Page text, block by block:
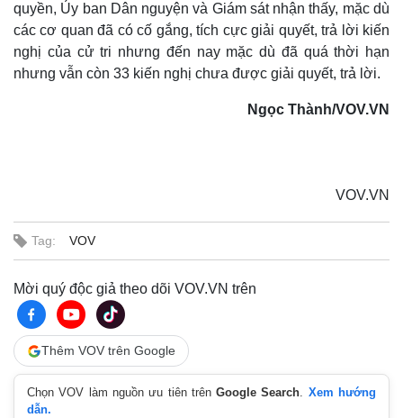
Ô tô - Xe máy
quyền, Ủy ban Dân nguyện và Giám sát nhận thấy, mặc dù
các cơ quan đã có cố gắng, tích cực giải quyết, trả lời kiến
nghị của cử tri nhưng đến nay mặc dù đã quá thời hạn
nhưng vẫn còn 33 kiến nghị chưa được giải quyết, trả lời.
Ngọc Thành/VOV.VN
VOV.VN
Tag: VOV
Mời quý độc giả theo dõi VOV.VN trên
Thêm VOV trên Google
Chọn VOV làm nguồn ưu tiên trênGoogle Search. Xem hướng
dẫn.